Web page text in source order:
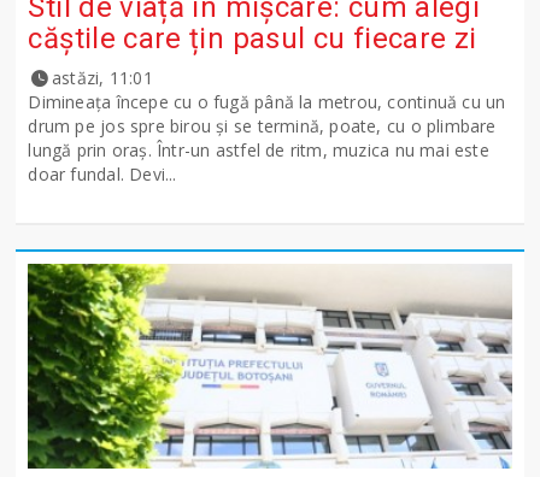
căștile care țin pasul cu fiecare zi
astăzi, 11:01
Dimineața începe cu o fugă până la metrou, continuă cu un
drum pe jos spre birou și se termină, poate, cu o plimbare
lungă prin oraș. Într-un astfel de ritm, muzica nu mai este
doar fundal. Devi...